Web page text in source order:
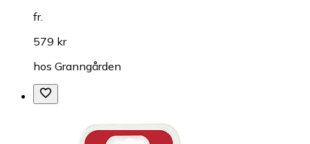
fr.
579 kr
hos Granngården